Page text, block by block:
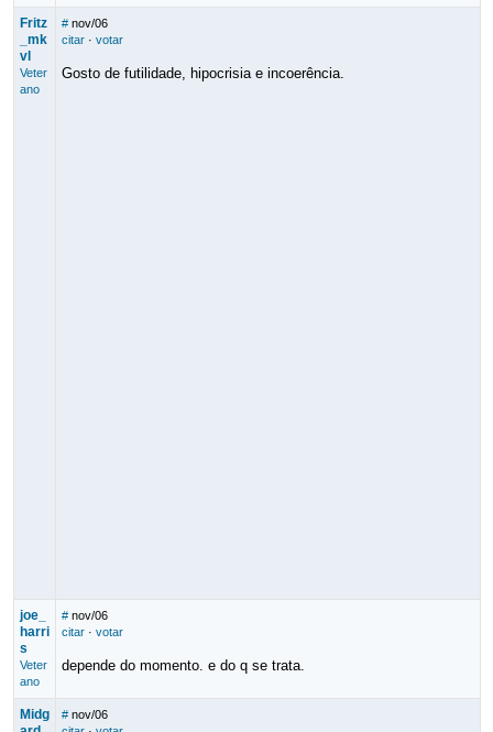
Fritz
_mk
vl
Veter
ano
# nov/06
citar· votar
Gosto de futilidade, hipocrisia e incoerência.
joe_
harri
s
Veter
ano
# nov/06
citar· votar
depende do momento. e do q se trata.
Midg
# nov/06